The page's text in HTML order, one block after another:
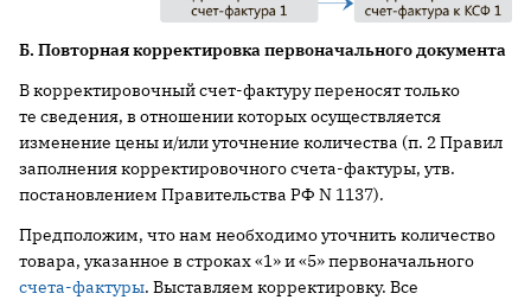
Б. Повторная корректировка первоначального документа
В корректировочный счет-фактуру переносят только
те сведения, в отношении которых осуществляется
изменение цены и/или уточнение количества (п. 2 Правил
заполнения корректировочного счета-фактуры, утв.
постановлением Правительства РФ N 1137).
Предположим, что нам необходимо уточнить количество
товара, указанное в строках «1» и «5» первоначального
счета-фактуры. Выставляем корректировку. Все